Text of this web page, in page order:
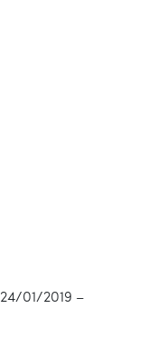
24/01/2019 –